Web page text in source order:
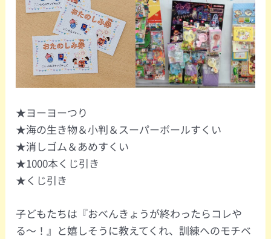
★ヨーヨーつり
★海の生き物＆小判＆スーパーボールすくい
★消しゴム＆あめすくい
★1000本くじ引き
★くじ引き
子どもたちは『おべんきょうが終わったらコレや
る〜！』と嬉しそうに教えてくれ、訓練へのモチベ